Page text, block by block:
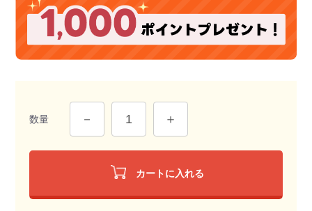
数量
カートに入れる